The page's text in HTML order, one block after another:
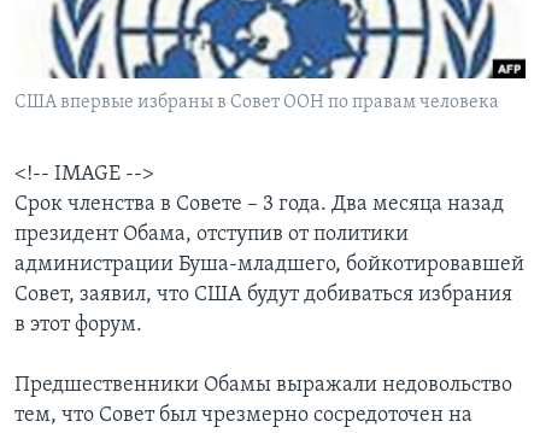
Learning English
СОЦИАЛЬНЫЕ СЕТИ
США впервые избраны в Совет ООН по правам человека
<!-- IMAGE -->
Срок членства в Совете – 3 года. Два месяца назад
президент Обама, отступив от политики
администрации Буша-младшего, бойкотировавшей
Совет, заявил, что США будут добиваться избрания
в этот форум.
Предшественники Обамы выражали недовольство
тем, что Совет был чрезмерно сосредоточен на